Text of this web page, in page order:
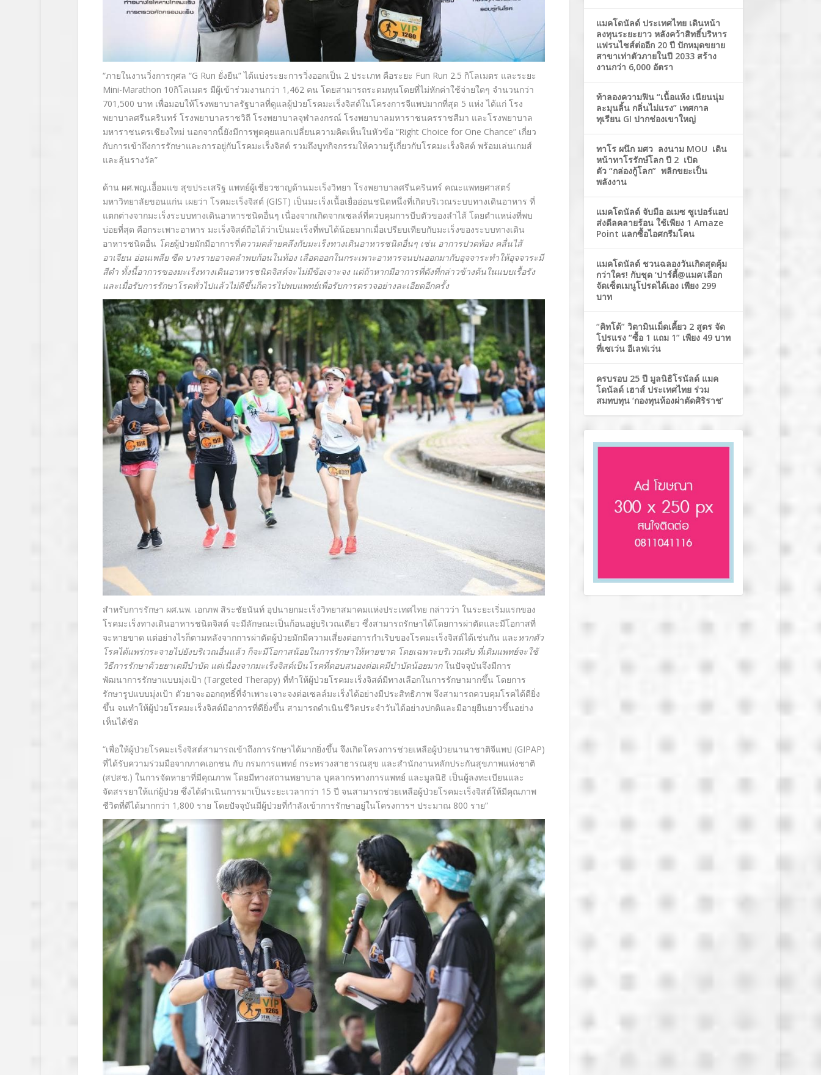
“ภายในงานวิ่งการกุศล “G Run ยั่งยืน” ได้แบ่งระยะการวิ่งออกเป็น 2 ประเภท คือระยะ Fun Run 2.5 กิโลเมตร และระยะ
Mini-Marathon 10กิโลเมตร มีผู้เข้าร่วมงานกว่า 1,462 คน โดยสามารถระดมทุนโดยที่ไม่หักค่าใช้จ่ายใดๆ จำนวนกว่า
701,500 บาท เพื่อมอบให้โรงพยาบาลรัฐบาลที่ดูแลผู้ป่วยโรคมะเร็งจิสต์ในโครงการจีแพปมากที่สุด 5 แห่ง ได้แก่ โรง
พยาบาลศรีนครินทร์ โรงพยาบาลราชวิถี โรงพยาบาลจุฬาลงกรณ์ โรงพยาบาลมหาราชนครราชสีมา และโรงพยาบาล
มหาราชนครเชียงใหม่ นอกจากนี้ยังมีการพูดคุยแลกเปลี่ยนความคิดเห็นในหัวข้อ “Right Choice for One Chance” เกี่ยว
กับการเข้าถึงการรักษาและการอยู่กับโรคมะเร็งจิสต์ รวมถึงบูทกิจกรรมให้ความรู้เกี่ยวกับโรคมะเร็งจิสต์ พร้อมเล่นเกมส์
และลุ้นรางวัล”
ด้าน ผศ.พญ.เอื้อมแข สุขประเสริฐ แพทย์ผู้เชี่ยวชาญด้านมะเร็งวิทยา โรงพยาบาลศรีนครินทร์ คณะแพทยศาสตร์
มหาวิทยาลัยขอนแก่น เผยว่า โรคมะเร็งจิสต์ (GIST) เป็นมะเร็งเนื้อเยื่ออ่อนชนิดหนึ่งที่เกิดบริเวณระบบทางเดินอาหาร ที่
แตกต่างจากมะเร็งระบบทางเดินอาหารชนิดอื่นๆ เนื่องจากเกิดจากเซลล์ที่ควบคุมการบีบตัวของลำไส้ โดยตำแหน่งที่พบ
บ่อยที่สุด คือกระเพาะอาหาร มะเร็งจิสต์ถือได้ว่าเป็นมะเร็งที่พบได้น้อยมากเมื่อเปรียบเทียบกับมะเร็งของระบบทางเดิน
อาหารชนิดอื่น โดยผู้ป่วยมักมีอาการที่ความคล้ายคลึงกับมะเร็งทางเดินอาหารชนิดอื่นๆ เช่น อาการปวดท้อง คลื่นไส้
อาเจียน อ่อนเพลีย ซีด บางรายอาจคลำพบก้อนในท้อง เลือดออกในกระเพาะอาหารจนปนออกมากับอุจจาระทำให้อุจจาระมี
สีดำ ทั้งนี้อาการของมะเร็งทางเดินอาหารชนิดจิสต์จะไม่มีข้อเจาะจง แต่ถ้าหากมีอาการที่ดังที่กล่าวข้างต้นในแบบเรื้อรัง
และเมื่อรับการรักษาโรคทั่วไปแล้วไม่ดีขึ้นก็ควรไปพบแพทย์เพื่อรับการตรวจอย่างละเอียดอีกครั้ง
สำหรับการรักษา ผศ.นพ. เอกภพ สิระชัยนันท์ อุปนายกมะเร็งวิทยาสมาคมแห่งประเทศไทย กล่าวว่า ในระยะเริ่มแรกของ
โรคมะเร็งทางเดินอาหารชนิดจิสต์ จะมีลักษณะเป็นก้อนอยู่บริเวณเดียว ซึ่งสามารถรักษาได้โดยการผ่าตัดและมีโอกาสที่
จะหายขาด แต่อย่างไรก็ตามหลังจากการผ่าตัดผู้ป่วยมักมีความเสี่ยงต่อการกำเริบของโรคมะเร็งจิสต์ได้เช่นกัน และ หากตัว
โรคได้แพร่กระจายไปยังบริเวณอื่นแล้ว ก็จะมีโอกาสน้อยในการรักษาให้หายขาด โดยเฉพาะบริเวณตับ ที่เดิมแพทย์จะใช้
วิธีการรักษาด้วยยาเคมีบำบัด แต่เนื่องจากมะเร็งจิสต์เป็นโรคที่ตอบสนองต่อเคมีบำบัดน้อยมากในปัจจุบันจึงมีการ
พัฒนาการรักษาแบบมุ่งเป้า (Targeted Therapy) ที่ทำให้ผู้ป่วยโรคมะเร็งจิสต์มีทางเลือกในการรักษามากขึ้น โดยการ
รักษารูปแบบมุ่งเป้า ตัวยาจะออกฤทธิ์ที่จำเพาะเจาะจงต่อเซลล์มะเร็งได้อย่างมีประสิทธิภาพ จึงสามารถควบคุมโรคได้ดียิ่ง
ขึ้น จนทำให้ผู้ป่วยโรคมะเร็งจิสต์มีอาการที่ดียิ่งขึ้น สามารถดำเนินชีวิตประจำวันได้อย่างปกติและมีอายุยืนยาวขึ้นอย่าง
เห็นได้ชัด
“เพื่อให้ผู้ป่วยโรคมะเร็งจิสต์สามารถเข้าถึงการรักษาได้มากยิ่งขึ้น จึงเกิดโครงการช่วยเหลือผู้ป่วยนานาชาติจีแพป (GIPAP)
ที่ได้รับความร่วมมือจากภาคเอกชน กับ กรมการแพทย์ กระทรวงสาธารณสุข และสำนักงานหลักประกันสุขภาพแห่งชาติ
(สปสช.) ในการจัดหายาที่มีคุณภาพ โดยมีทางสถานพยาบาล บุคลากรทางการแพทย์ และมูลนิธิ เป็นผู้ลงทะเบียนและ
จัดสรรยาให้แก่ผู้ป่วย ซึ่งได้ดำเนินการมาเป็นระยะเวลากว่า 15 ปี จนสามารถช่วยเหลือผู้ป่วยโรคมะเร็งจิสต์ให้มีคุณภาพ
ชีวิตที่ดีได้มากกว่า 1,800 ราย โดยปัจจุบันมีผู้ป่วยที่กำลังเข้าการรักษาอยู่ในโครงการฯ ประมาณ 800 ราย”
แมคโดนัลด์ ประเทศไทย เดินหน้า
ลงทุนระยะยาว หลังคว้าสิทธิ์บริหาร
แฟรนไชส์ต่ออีก 20 ปี ปักหมุดขยาย
สาขาเท่าตัวภายในปี 2033 สร้าง
งานกว่า 6,000 อัตรา
ท้าลองความฟิน “เนื้อแห้ง เนียนนุ่ม
ละมุนลิ้น กลิ่นไม่แรง” เทศกาล
ทุเรียน GI ปากช่องเขาใหญ่
ทาโร ผนึก มศว ลงนาม MOU เดิน
หน้าทาโรรักษ์โลก ปี 2 เปิด
ตัว “กล่องกู้โลก” พลิกขยะเป็น
พลังงาน
แมคโดนัลด์ จับมือ อเมซ ซูเปอร์แอป
ส่งดีลคลายร้อน ใช้เพียง 1 Amaze
Point แลกซื้อไอศกรีมโคน
แมคโดนัลด์ ชวนฉลองวันเกิดสุดคุ้ม
กว่าใคร! กับชุด ‘ปาร์ตี้@แมค’เลือก
จัดเซ็ตเมนูโปรดได้เอง เพียง 299
บาท
“คิทโด้” วิตามินเม็ดเคี้ยว 2 สูตร จัด
โปรแรง “ซื้อ 1 แถม 1” เพียง 49 บาท
ที่เซเว่น อีเลฟเว่น
ครบรอบ 25 ปี มูลนิธิโรนัลด์ แมค
โดนัลด์ เฮาส์ ประเทศไทย ร่วม
สมทบทุน ‘กองทุนห้องผ่าตัดศิริราช’